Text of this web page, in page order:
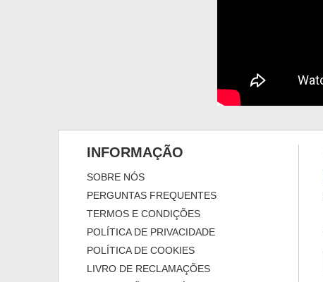
INFORMAÇÃO
SOBRE NÓS
PERGUNTAS FREQUENTES
TERMOS E CONDIÇÕES
POLÍTICA DE PRIVACIDADE
POLÍTICA DE COOKIES
LIVRO DE RECLAMAÇÕES